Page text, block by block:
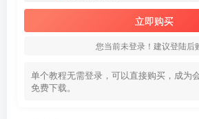
立即购买
您当前未登录！建议登陆后
单个教程无需登录，可以直接购买，成为
免费下载。